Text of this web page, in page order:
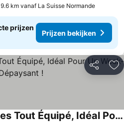
km vanaf La Suisse Normande
prijzen
Prijzen bekijken
Delen
Chalet De 6 Personnes Tout Équipé, Idéal Pour Un Week-end Dépaysant !